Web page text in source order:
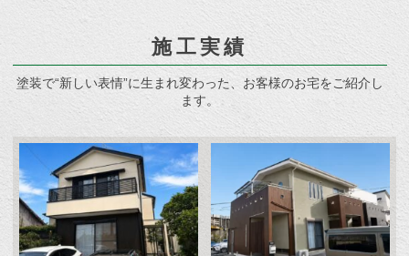
施工実績
塗装で“新しい表情”に生まれ変わった、お客様のお宅をご紹介し
ます。